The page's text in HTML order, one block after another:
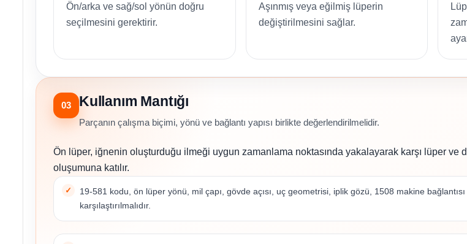
Ön/arka ve sağ/sol yönün doğru
seçilmesini gerektirir.
Aşınmış veya eğilmiş lüperin
değiştirilmesini sağlar.
03 Kullanım Mantığı
Parçanın çalışma biçimi, yönü ve bağlantı yapısı birlikte değerlendirilmelidir.
Ön lüper, iğnenin oluşturduğu ilmeği uygun zamanlama noktasında yakalayarak karşı lüper ve
oluşumuna katılır.
19-581 kodu, ön lüper yönü, mil çapı, gövde açısı, uç geometrisi, iplik gözü, 1508 makine
karşılaştırılmalıdır.